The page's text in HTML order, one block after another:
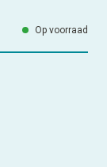
Op voorraad